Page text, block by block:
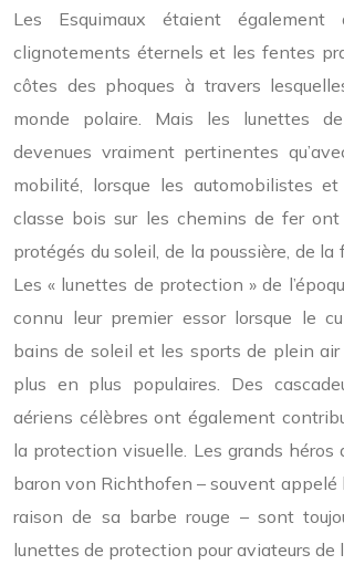
Les Esquimaux étaient également
clignotements éternels et les fentes
côtes des phoques à travers
monde polaire. Mais les lunettes
devenues vraiment pertinentes
mobilité, lorsque les automobilistes
classe bois sur les chemins de fer ont
protégés du soleil, de la poussière, de la
Les « lunettes de protection » de
connu leur premier essor lorsque le
bains de soleil et les sports de plein
plus en plus populaires. Des
aériens célèbres ont également
la protection visuelle. Les grands héros
baron von Richthofen – souvent appelé
raison de sa barbe rouge – sont
lunettes de protection pour aviateurs de